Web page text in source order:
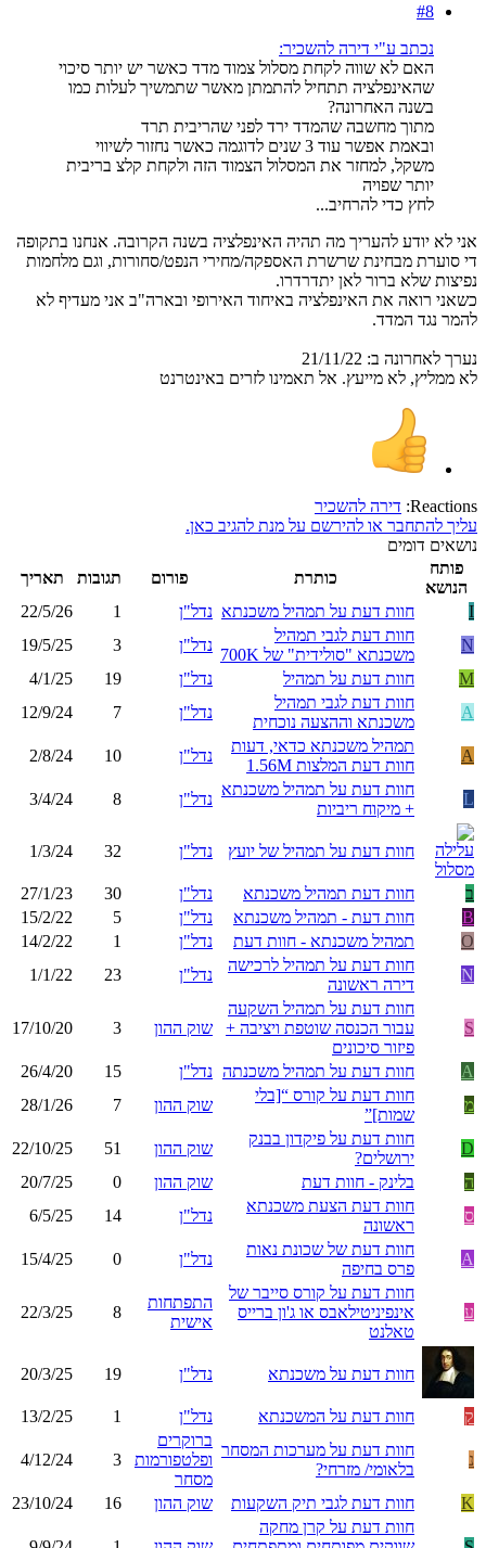
#8
נכתב ע"י דירה להשכיר:
האם לא שווה לקחת מסלול צמוד מדד כאשר יש יותר סיכוי
שהאינפלציה תתחיל להתמתן מאשר שתמשיך לעלות כמו
בשנה האחרונה?
מתוך מחשבה שהמדד ירד לפני שהריבית תרד
ובאמת אפשר עוד 3 שנים לדוגמה כאשר נחזור לשיווי
משקל, למחזר את המסלול הצמוד הזה ולקחת קלצ בריבית
יותר שפויה
לחץ כדי להרחיב...
אני לא יודע להעריך מה תהיה האינפלציה בשנה הקרובה. אנחנו בתקופה
די סוערת מבחינת שרשרת האספקה/מחירי הנפט/סחורות, וגם מלחמות
נפיצות שלא ברור לאן יתדרדרו.
כשאני רואה את האינפלציה באיחוד האירופי ובארה"ב אני מעדיף לא
להמר נגד המדד.
נערך לאחרונה ב: 21/11/22
לא ממליץ, לא מייעץ. אל תאמינו לזרים באינטרנט
Reactions: דירה להשכיר
עליך להתחבר או להירשם על מנת להגיב כאן.
נושאים דומים
פותח
הנושא
כותרת פורום תגובות
תאריך
I
חוות דעת על תמהיל משכנתא נדל"ן 1
22/5/26
N
חוות דעת לגבי תמהיל
משכנתא "סולידית" של 700K
נדל"ן 3
19/5/25
M
חוות דעת על תמהיל נדל"ן 19
4/1/25
A
חוות דעת לגבי תמהיל
משכנתא וההצעה נוכחית
נדל"ן 7
12/9/24
A
תמהיל משכנתא כדאי, דעות
חוות דעת המלצות 1.56M
נדל"ן 10
2/8/24
L
חוות דעת על תמהיל משכנתא
+ מיקוח ריביות
נדל"ן 8
3/4/24
חוות דעת על תמהיל של יועץ נדל"ן 32
1/3/24
ב חוות דעת תמהיל משכנתא נדל"ן 30
27/1/23
B
חוות דעת - תמהיל משכנתא נדל"ן 5
15/2/22
O
תמהיל משכנתא - חוות דעת נדל"ן 1
14/2/22
N
חוות דעת על תמהיל לרכישה
דירה ראשונה
נדל"ן 23
1/1/22
S
חוות דעת על תמהיל השקעה
עבור הכנסה שוטפת ויציבה +
פיזור סיכונים
שוק ההון 3
17/10/20
A חוות דעת על תמהיל משכנתה נדל"ן 15
26/4/20
מ
חוות דעת על קורס “[בלי
שמות]”
שוק ההון 7
28/1/26
D
חוות דעת על פיקדון בבנק
ירושלים?
שוק ההון 51
22/10/25
ה
בלינק - חוות דעת שוק ההון 0
20/7/25
ס
חוות דעת הצעת משכנתא
ראשונה
נדל"ן 14
6/5/25
A
חוות דעת של שכונת נאות
פרס בחיפה
נדל"ן 0
15/4/25
ע
חוות דעת על קורס סייבר של
אינפיניטילאבס או ג'ון ברייס
טאלנט
התפתחות
אישית
8
22/3/25
חוות דעת על משכנתא נדל"ן 19
20/3/25
ק חוות דעת על המשכנתא נדל"ן 1
13/2/25
נ
חוות דעת על מערכות המסחר
בלאומי/ מזרחי?
ברוקרים
ופלטפורמות
מסחר
3
4/12/24
K חוות דעת לגבי תיק השקעות שוק ההון 16
23/10/24
חוות דעת על קרן מחקה